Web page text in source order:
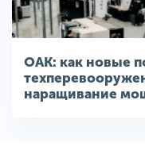
ОАК: как новые
наращивание